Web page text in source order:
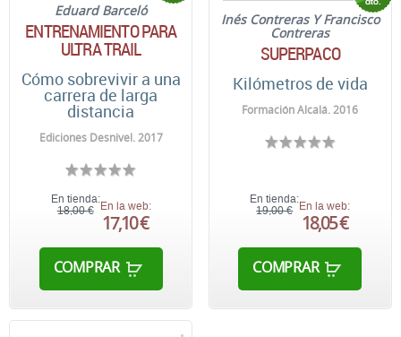
Eduard Barceló
ENTRENAMIENTO PARA
ULTRA TRAIL
Cómo sobrevivir a una
carrera de larga
distancia
Ediciones Desnivel. 2017
En tienda:
18,00 € En la web:
17,10 €
COMPRAR
Inés Contreras Y Francisco
Contreras
SUPERPACO
Kilómetros de vida
Formación Alcalá. 2016
En tienda:
19,00 € En la web:
18,05 €
COMPRAR